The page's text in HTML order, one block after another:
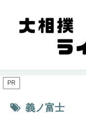
PR
義ノ富士